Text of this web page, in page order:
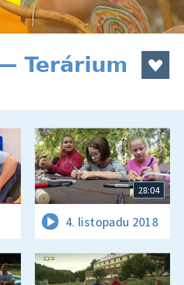
Terárium
28:04
4. listopadu 2018